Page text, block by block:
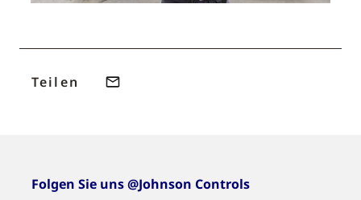
Teilen
Folgen Sie uns @Johnson Controls